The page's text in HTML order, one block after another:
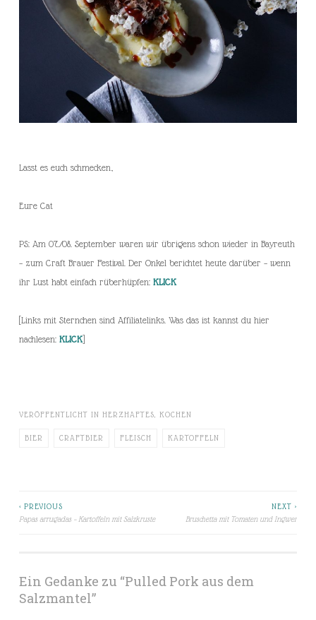
Lasst es euch schmecken,
Eure Cat
PS: Am 07./08. September waren wir übrigens schon wieder in Bayreuth
– zum Craft Brauer Festival. Der Onkel berichtet heute darüber – wenn
ihr Lust habt einfach rüberhüpfen: KLICK
[Links mit Sternchen sind Affiliatelinks. Was das ist kannst du hier
nachlesen: KLICK]
VERÖFFENTLICHT IN HERZHAFTES, KOCHEN
BIER CRAFTBIER FLEISCH KARTOFFELN
Beitragsnavigation
< PREVIOUS
Papas arrugadas – Kartoffeln mit Salzkruste
NEXT >
Bruschetta mit Tomaten und Ingwer
Ein Gedanke zu “Pulled Pork aus dem
Salzmantel”